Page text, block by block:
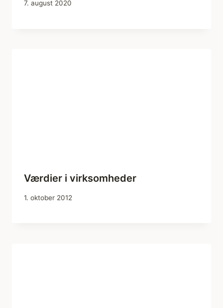
7. august 2020
Værdier i virksomheder
1. oktober 2012